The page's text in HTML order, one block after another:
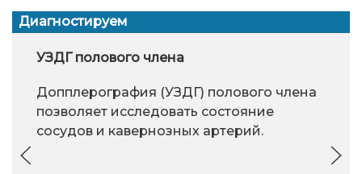
Диагностируем
УЗДГ полового члена
Допплерография (УЗДГ) полового члена
позволяет исследовать состояние
сосудов и кавернозных артерий.